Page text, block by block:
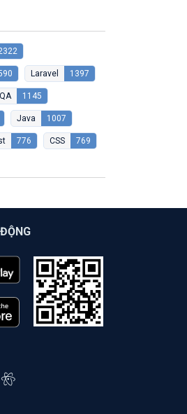
Laravel 1397
QA 1145
Java 1007
776 CSS 769